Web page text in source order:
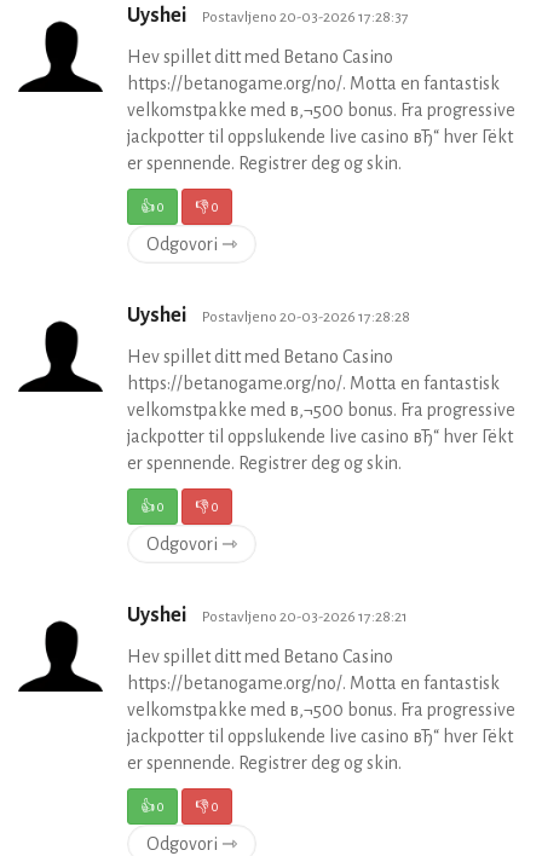
Uyshei Postavljeno 20-03-2026 17:28:37
Hev spillet ditt med Betano Casino
https://betanogame.org/no/. Motta en fantastisk
velkomstpakke med в‚¬500 bonus. Fra progressive
jackpotter til oppslukende live casino вЂ“ hver Гёkt
er spennende. Registrer deg og skin.
👍0 👎0
Odgovori ⇾
Uyshei Postavljeno 20-03-2026 17:28:28
Hev spillet ditt med Betano Casino
https://betanogame.org/no/. Motta en fantastisk
velkomstpakke med в‚¬500 bonus. Fra progressive
jackpotter til oppslukende live casino вЂ“ hver Гёkt
er spennende. Registrer deg og skin.
👍0 👎0
Odgovori ⇾
Uyshei Postavljeno 20-03-2026 17:28:21
Hev spillet ditt med Betano Casino
https://betanogame.org/no/. Motta en fantastisk
velkomstpakke med в‚¬500 bonus. Fra progressive
jackpotter til oppslukende live casino вЂ“ hver Гёkt
er spennende. Registrer deg og skin.
👍0 👎0
Odgovori ⇾